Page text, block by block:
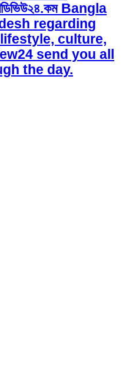
Bangla
regarding
culture,
send you all
the day.